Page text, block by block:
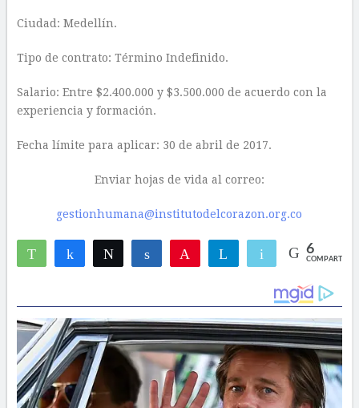
Ciudad: Medellín.
Tipo de contrato: Término Indefinido.
Salario: Entre $2.400.000 y $3.500.000 de acuerdo con la
experiencia y formación.
Fecha límite para aplicar: 30 de abril de 2017.
Enviar hojas de vida al correo:
gestionhumana@institutodelcorazon.org.co
WhatsAppCompartirTwittear Compartir Telegram Email 6
COMPARTIR